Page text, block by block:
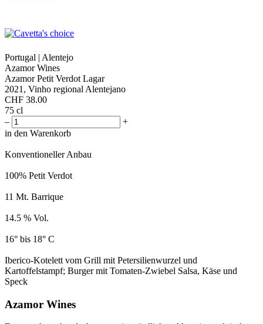
Portugal | Alentejo
Azamor Wines
Azamor Petit Verdot Lagar
2021, Vinho regional Alentejano
CHF 38.00
75 cl
–
+
in den Warenkorb
Konventioneller Anbau
100% Petit Verdot
11 Mt. Barrique
14.5 % Vol.
16° bis 18° C
Iberico-Kotelett vom Grill mit Petersilienwurzel und
Kartoffelstampf; Burger mit Tomaten-Zwiebel Salsa, Käse und
Speck
Azamor Wines